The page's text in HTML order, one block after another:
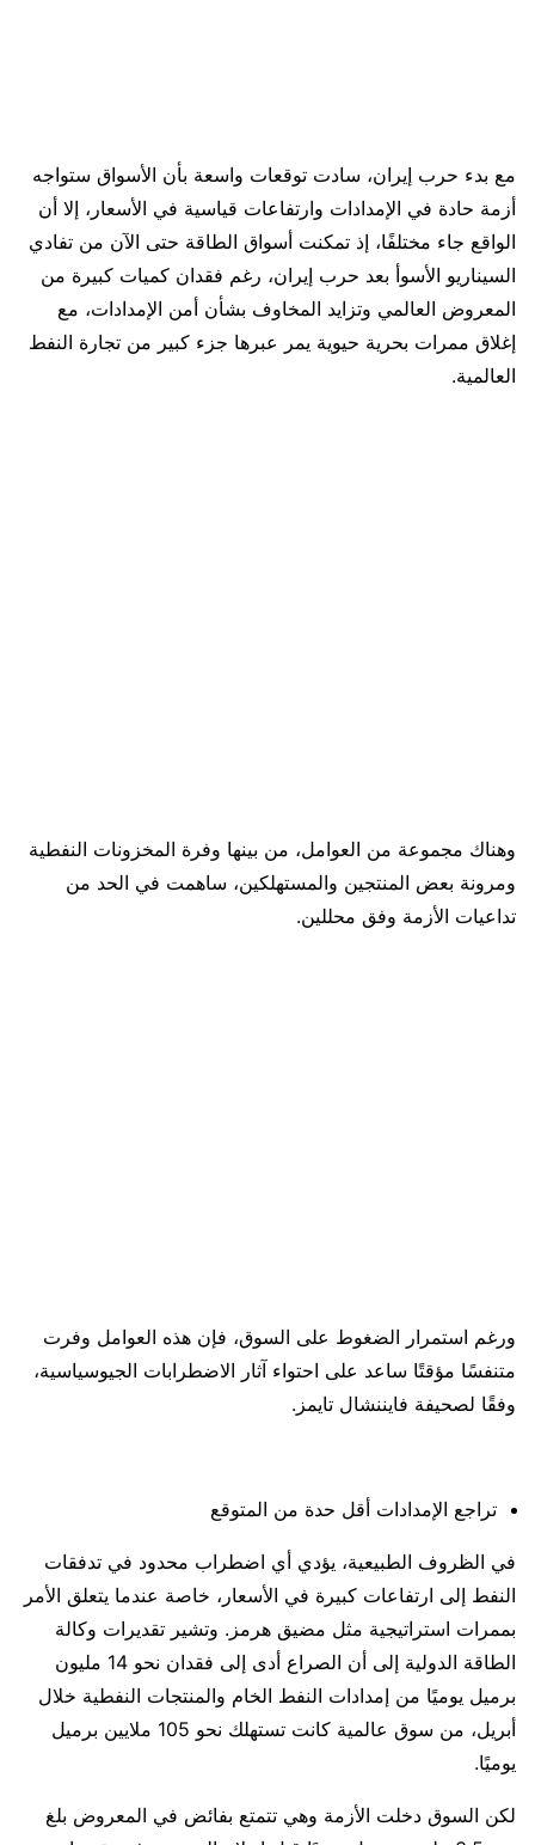
مع بدء حرب إيران، سادت توقعات واسعة بأن الأسواق ستواجه
أزمة حادة في الإمدادات وارتفاعات قياسية في الأسعار، إلا أن
الواقع جاء مختلفًا، إذ تمكنت أسواق الطاقة حتى الآن من تفادي
السيناريو الأسوأ بعد حرب إيران، رغم فقدان كميات كبيرة من
المعروض العالمي وتزايد المخاوف بشأن أمن الإمدادات، مع
إغلاق ممرات بحرية حيوية يمر عبرها جزء كبير من تجارة النفط
العالمية.
وهناك مجموعة من العوامل، من بينها وفرة المخزونات النفطية
ومرونة بعض المنتجين والمستهلكين، ساهمت في الحد من
تداعيات الأزمة وفق محللين.
ورغم استمرار الضغوط على السوق، فإن هذه العوامل وفرت
متنفسًا مؤقتًا ساعد على احتواء آثار الاضطرابات الجيوسياسية،
وفقًا لصحيفة فايننشال تايمز.
تراجع الإمدادات أقل حدة من المتوقع
في الظروف الطبيعية، يؤدي أي اضطراب محدود في تدفقات
النفط إلى ارتفاعات كبيرة في الأسعار، خاصة عندما يتعلق الأمر
بممرات استراتيجية مثل مضيق هرمز. وتشير تقديرات وكالة
الطاقة الدولية إلى أن الصراع أدى إلى فقدان نحو 14 مليون
برميل يوميًا من إمدادات النفط الخام والمنتجات النفطية خلال
أبريل، من سوق عالمية كانت تستهلك نحو 105 ملايين برميل
يوميًا.
لكن السوق دخلت الأزمة وهي تتمتع بفائض في المعروض بلغ